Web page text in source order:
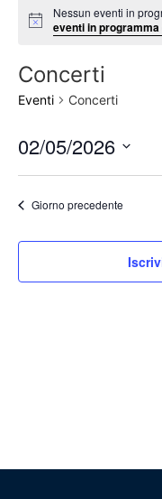
Notice
Nessun eventi in
eventi in
Concerti
Eventi Concerti
02/05/2026
la
data.Giorno precedente